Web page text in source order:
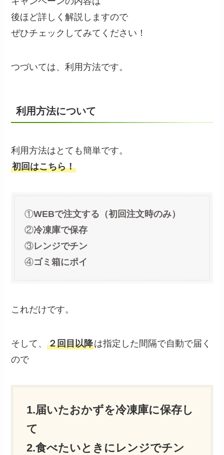
後ほど詳しく解説しますので
ぜひチェックしてみてください！
つづいては、利用方法です。
利用方法について
利用方法はとても簡単です。
初回はこちら！
①WEBで注文する（初回注文時のみ）
②冷凍庫で保存
③レンジでチン
④ゴミ箱にポイ
これだけです。
そして、２回目以降は指定した間隔で自動で届く
ので
1.届いたおかずを冷凍庫に保存し
て
2.食べたいときにレンジでチン